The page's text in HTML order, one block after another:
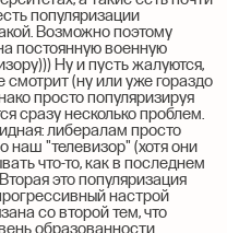
популяризации
Возможно поэтому
постоянную военную
Ну и пусть жалуются,
смотрит (ну или уже гораздо
просто популяризируя
сразу несколько проблем.
либералам просто
наш "телевизор" (хотя они
что-то, как в последнем
это популяризация
настрой
со второй тем, что